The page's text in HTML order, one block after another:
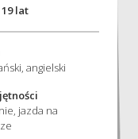
lat
angielski
jazda na